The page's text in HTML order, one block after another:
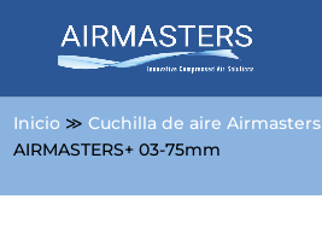
Inicio ≫Cuchilla de aire Airmasters
AIRMASTERS+ 03-75mm